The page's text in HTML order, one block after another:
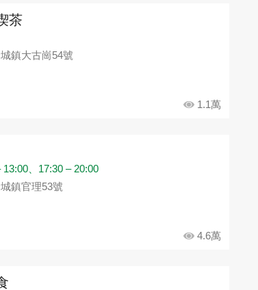
茶
鎮大古崗54號
1.1萬
、17:30 – 20:00
鎮官理53號
4.6萬